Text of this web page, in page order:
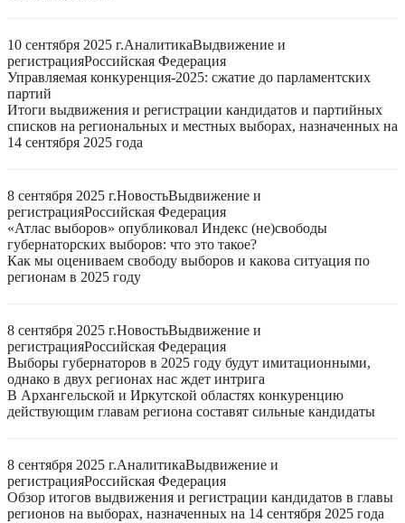
10 сентября 2025 г.АналитикаВыдвижение и
регистрацияРоссийская Федерация
Управляемая конкуренция-2025: сжатие до парламентских
партий
Итоги выдвижения и регистрации кандидатов и партийных
списков на региональных и местных выборах, назначенных на
14 сентября 2025 года
8 сентября 2025 г.НовостьВыдвижение и
регистрацияРоссийская Федерация
«Атлас выборов» опубликовал Индекс (не)свободы
губернаторских выборов: что это такое?
Как мы оцениваем свободу выборов и какова ситуация по
регионам в 2025 году
8 сентября 2025 г.НовостьВыдвижение и
регистрацияРоссийская Федерация
Выборы губернаторов в 2025 году будут имитационными,
однако в двух регионах нас ждет интрига
В Архангельской и Иркутской областях конкуренцию
действующим главам региона составят сильные кандидаты
8 сентября 2025 г.АналитикаВыдвижение и
регистрацияРоссийская Федерация
Обзор итогов выдвижения и регистрации кандидатов в главы
регионов на выборах, назначенных на 14 сентября 2025 года